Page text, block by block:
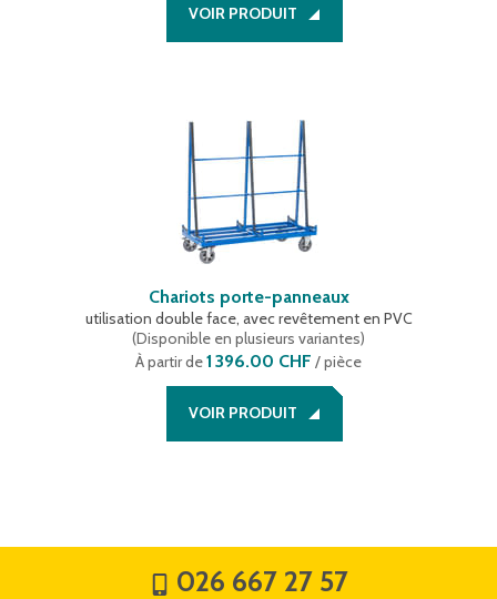
VOIR PRODUIT
Chariots porte-panneaux
utilisation double face, avec revêtement en PVC
(Disponible en plusieurs variantes)
À partir de1 396.00 CHF / pièce
VOIR PRODUIT
026 667 27 57